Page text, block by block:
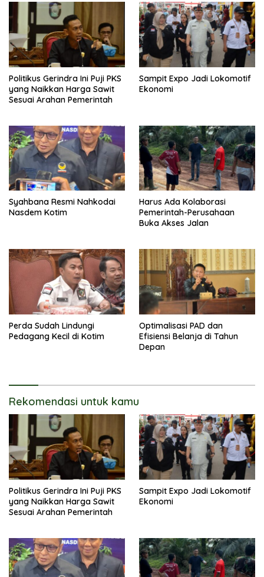
Politikus Gerindra Ini Puji PKS
yang Naikkan Harga Sawit
Sesuai Arahan Pemerintah
Sampit Expo Jadi Lokomotif
Ekonomi
Syahbana Resmi Nahkodai
Nasdem Kotim
Harus Ada Kolaborasi
Pemerintah-Perusahaan
Buka Akses Jalan
Perda Sudah Lindungi
Pedagang Kecil di Kotim
Optimalisasi PAD dan
Efisiensi Belanja di Tahun
Depan
Rekomendasi untuk kamu
Politikus Gerindra Ini Puji PKS
yang Naikkan Harga Sawit
Sesuai Arahan Pemerintah
Sampit Expo Jadi Lokomotif
Ekonomi